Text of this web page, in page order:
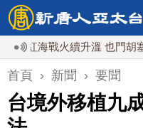
海戰火續升溫 也門胡塞武裝
首頁 › 新聞 › 要聞
台境外移植九